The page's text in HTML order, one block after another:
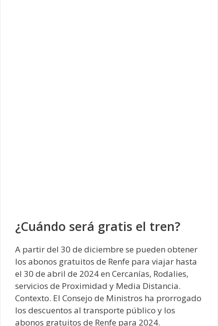
¿Cuándo será gratis el tren?
A partir del 30 de diciembre se pueden obtener
los abonos gratuitos de Renfe para viajar hasta
el 30 de abril de 2024 en Cercanías, Rodalies,
servicios de Proximidad y Media Distancia.
Contexto. El Consejo de Ministros ha prorrogado
los descuentos al transporte público y los
abonos gratuitos de Renfe para 2024.